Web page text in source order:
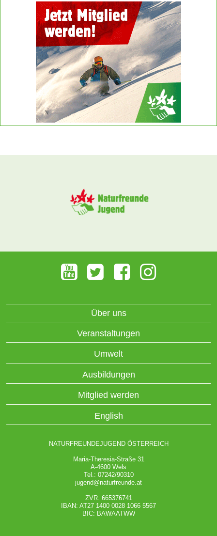
Über uns
Veranstaltungen
Umwelt
Ausbildungen
Mitglied werden
English
NATURFREUNDEJUGEND ÖSTERREICH
Maria-Theresia-Straße 31
A-4600 Wels
Tel.: 07242/90310
jugend@naturfreunde.at
ZVR: 665376741
IBAN: AT27 1400 0028 1066 5567
BIC: BAWAATWW